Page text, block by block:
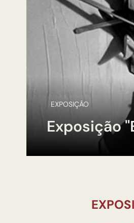
EXPOSIÇÃO
Exposição